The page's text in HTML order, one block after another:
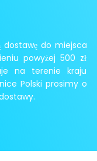
dostawę do miejsca
powyżej 500 zł
na terenie kraju
Polski prosimy o